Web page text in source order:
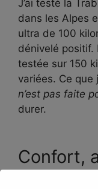
J’ai testé la
dans les Alpes
ultra de 100
dénivelé positif.
testée sur 150
variées. Ce que
n’est pas faite
durer.
Confort,